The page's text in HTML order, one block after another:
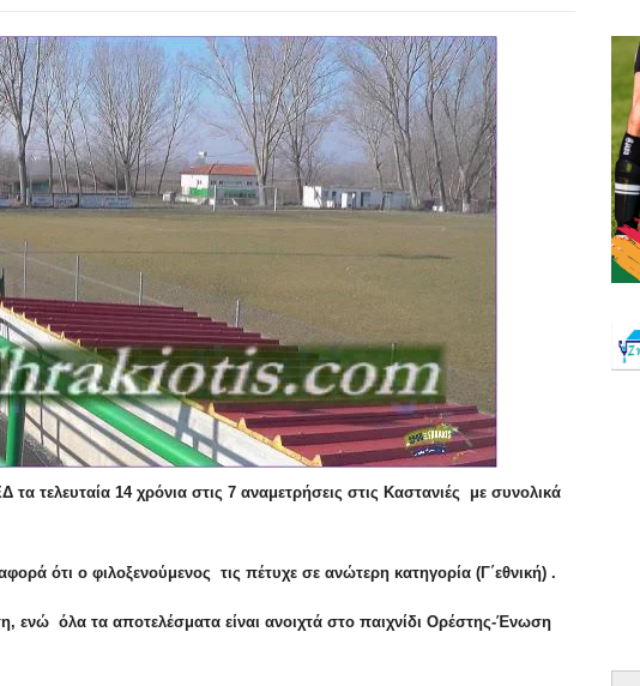
τα τελευταία 14 χρόνια στις 7 αναμετρήσεις στις Καστανιές με συνολικά
ότι ο φιλοξενούμενος τις πέτυχε σε ανώτερη κατηγορία (Γ΄εθνική) .
ενώ όλα τα αποτελέσματα είναι ανοιχτά στο παιχνίδι Ορέστης-Ένωση